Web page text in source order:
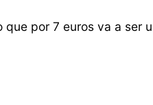
por 7 euros va a ser